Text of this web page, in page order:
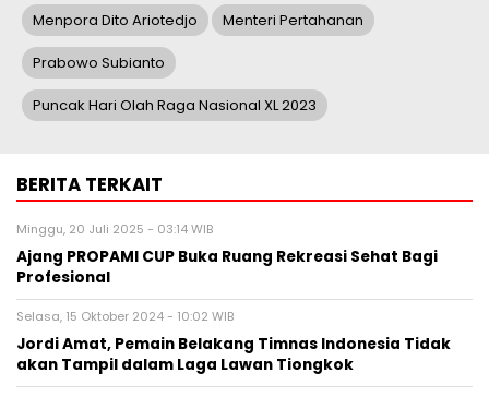
Menpora Dito Ariotedjo Menteri Pertahanan
Prabowo Subianto
Puncak Hari Olah Raga Nasional XL 2023
BERITA TERKAIT
Minggu, 20 Juli 2025 - 03:14 WIB
Ajang PROPAMI CUP Buka Ruang Rekreasi Sehat Bagi
Profesional
Selasa, 15 Oktober 2024 - 10:02 WIB
Jordi Amat, Pemain Belakang Timnas Indonesia Tidak
akan Tampil dalam Laga Lawan Tiongkok